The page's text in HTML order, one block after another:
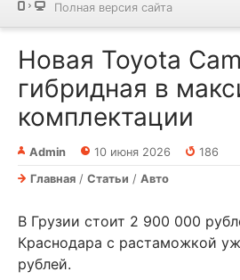
Полная версия сайта
Новая Toyota
гибридная в
комплектации
Admin 10 июня 2026
186
Главная / Статьи / Авто
В Грузии стоит 2 900 000
Краснодара с растаможкой
рублей.